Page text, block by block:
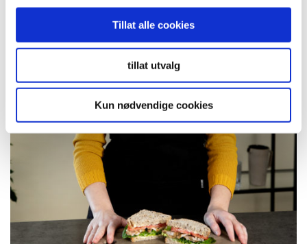
Tillat alle cookies
tillat utvalg
Kun nødvendige cookies